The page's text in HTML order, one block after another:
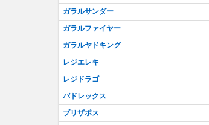
ガラルサンダー
ガラルファイヤー
ガラルヤドキング
レジエレキ
レジドラゴ
バドレックス
ブリザポス